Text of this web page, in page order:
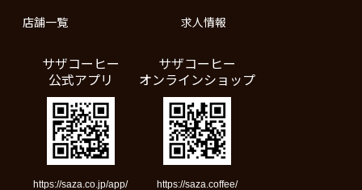
店舗一覧 求人情報
サザコーヒー
公式アプリ
https://saza.co.jp/app/
サザコーヒー
オンラインショップ
https://saza.coffee/